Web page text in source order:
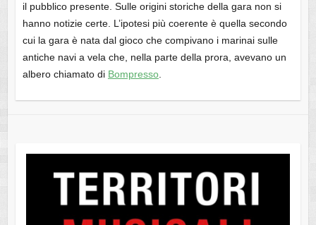
il pubblico presente. Sulle origini storiche della gara non si
hanno notizie certe. L’ipotesi più coerente è quella secondo
cui la gara è nata dal gioco che compivano i marinai sulle
antiche navi a vela che, nella parte della prora, avevano un
albero chiamato di Bompresso.